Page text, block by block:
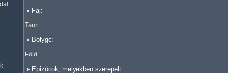
Faj:
Tauri
Bolygó:
Föld
Epizódok, melyekben szerepelt: